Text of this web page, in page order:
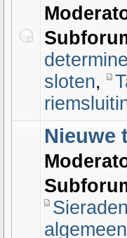
sloten,
Nieuwe
Sieraden
algemeen